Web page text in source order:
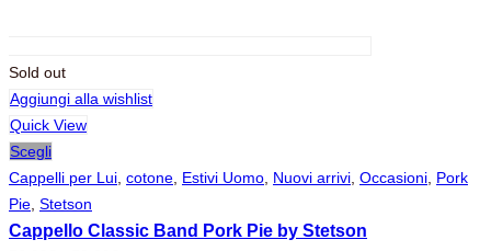
Sold out
Aggiungi alla wishlist
Quick View
Scegli
Cappelli per Lui cotone Estivi Uomo Nuovi arrivi Occasioni Pork
Pie Stetson
Cappello Classic Band Pork Pie by Stetson